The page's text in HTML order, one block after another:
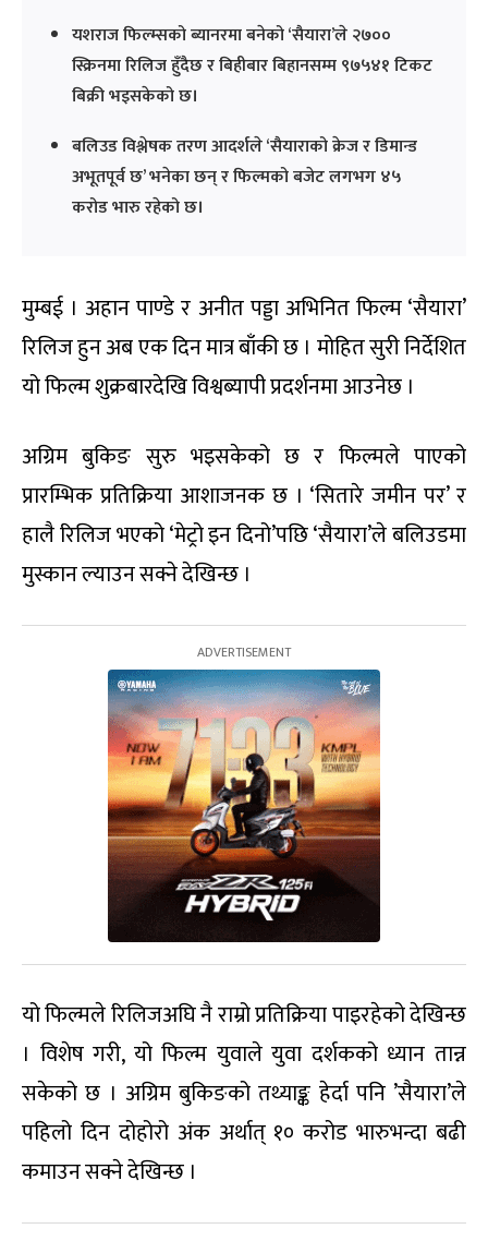
यशराज फिल्म्सको ब्यानरमा बनेको ‘सैयारा’ले २७००
स्क्रिनमा रिलिज हुँदैछ र बिहीबार बिहानसम्म ९७५४१ टिकट
बिक्री भइसकेको छ।
बलिउड विश्लेषक तरण आदर्शले ‘सैयाराको क्रेज र डिमान्ड
अभूतपूर्व छ’ भनेका छन् र फिल्मको बजेट लगभग ४५
करोड भारु रहेको छ।
मुम्बई । अहान पाण्डे र अनीत पड्डा अभिनित फिल्म ‘सैयारा’
रिलिज हुन अब एक दिन मात्र बाँकी छ । मोहित सुरी निर्देशित
यो फिल्म शुक्रबारदेखि विश्वब्यापी प्रदर्शनमा आउनेछ ।
अग्रिम बुकिङ सुरु भइसकेको छ र फिल्मले पाएको
प्रारम्भिक प्रतिक्रिया आशाजनक छ । ‘सितारे जमीन पर’ र
हालै रिलिज भएको ‘मेट्रो इन दिनो’पछि ‘सैयारा’ले बलिउडमा
मुस्कान ल्याउन सक्ने देखिन्छ ।
यो फिल्मले रिलिजअघि नै राम्रो प्रतिक्रिया पाइरहेको देखिन्छ
। विशेष गरी, यो फिल्म युवाले युवा दर्शकको ध्यान तान्न
सकेको छ । अग्रिम बुकिङको तथ्याङ्क हेर्दा पनि ’सैयारा’ले
पहिलो दिन दोहोरो अंक अर्थात् १० करोड भारुभन्दा बढी
कमाउन सक्ने देखिन्छ ।